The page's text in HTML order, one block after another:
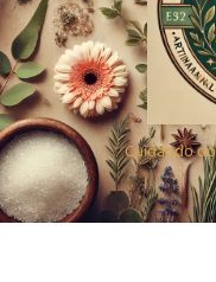
Cuidando